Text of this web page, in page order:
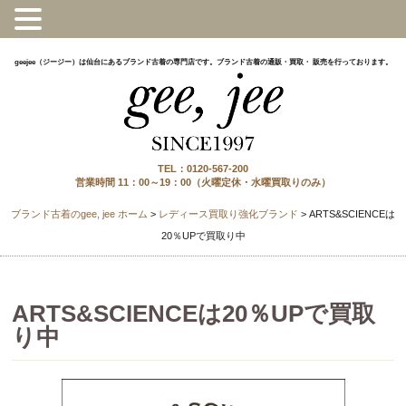
geejee（ジージー）は仙台にあるブランド古着の専門店です。ブランド古着の通販・買取・ 販売を行っております。
TEL：0120-567-200
営業時間 11：00～19：00（火曜定休・水曜買取りのみ）
ブランド古着のgee, jee ホーム > レディース買取り強化ブランド > ARTS&SCIENCEは
20％UPで買取り中
ARTS&SCIENCEは20％UPで買取
り中